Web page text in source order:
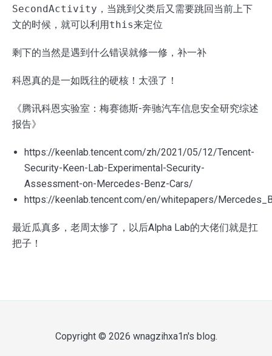
SecondActivity ，当跳到父类后又需要跳回当前上下
文的时候，就可以利用 this来定位
剩下的当然是遇到什么错误就修一修，补一补
科恩真的是一如既往的硬核！太强了！
《腾讯科恩实验室：梅赛德斯-奔驰汽车信息安全研究综述
报告》
https://keenlab.tencent.com/zh/2021/05/12/Tencent-
Security-Keen-Lab-Experimental-Security-
Assessment-on-Mercedes-Benz-Cars/
https://keenlab.tencent.com/en/whitepapers/
最近瓜真多，老周太惨了，以后Alpha Lab的大佬们就是扛
把子！
Copyright © 2026 wnagzihxa1n's blog.